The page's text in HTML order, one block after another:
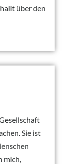
über den
Sie ist
mich,